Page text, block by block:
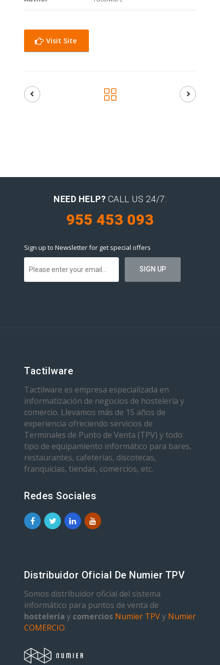
Visit Site
NEED HELP? CALL US 24/7:
955 453 093
Sign up to Newsletter for get special offers
Tactilware
Tactilware es empresa especializada en
informatización de negocios de hostelería y
comercio. Llevamos más de 15 años de
experiencia ofreciendo servicios de
Terminales de Punto de Venta (TPV) y todo
tipo de equipamiento informático para bares,
restaurantes, cafeterías, discotecas,
franquicias, tiendas, comercios, etc.
Redes Sociales
Distribuidor Oficial De Numier TPV
Somos distribuidor oficial del sistema
informático para puntos de venta de
hostelería y comercios Numier TPVy Numier
COMERCIO.